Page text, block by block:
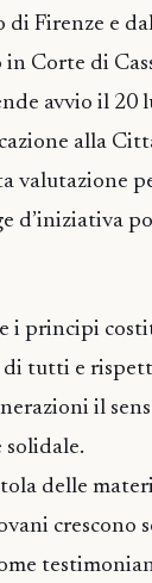
di Firenze e
Corte di
avvio il
alla
valutazione
d’iniziativa
i principi
di tutti e
il
solidale.
delle
crescono